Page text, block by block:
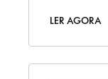
LER AGORA